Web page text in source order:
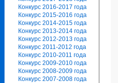
Конкурс 2016-2017 года
Конкурс 2015-2016 года
Конкурс 2014-2015 года
Конкурс 2013-2014 года
Конкурс 2012-2013 года
Конкурс 2011-2012 года
Конкурс 2010-2011 года
Конкурс 2009-2010 года
Конкурс 2008-2009 года
Конкурс 2007-2008 года